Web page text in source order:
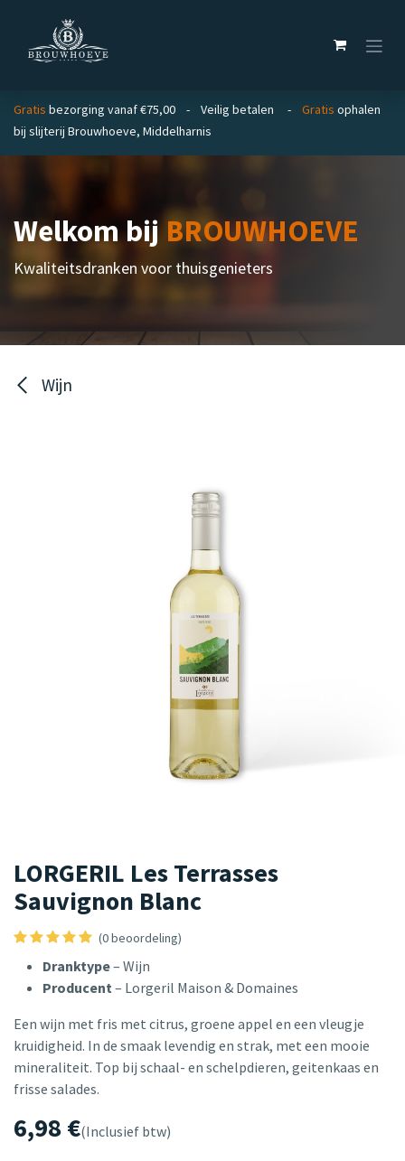
Gratis bezorging vanaf €75,00 - Veilig betalen - Gratis ophalen
bij slijterij Brouwhoeve, Middelharnis
Welkom bijBROUWHOEVE
Kwaliteitsdranken voor thuisgenieters
Wijn
LORGERIL Les Terrasses
Sauvignon Blanc
(0 beoordeling)
Dranktype– Wijn
Producent– Lorgeril Maison & Domaines
Een wijn met fris met citrus, groene appel en een vleugje
kruidigheid. In de smaak levendig en strak, met een mooie
mineraliteit. Top bij schaal- en schelpdieren, geitenkaas en
frisse salades.
6,98€(Inclusief btw)